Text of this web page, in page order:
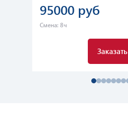
95000 руб
Смена: 8ч
Заказать